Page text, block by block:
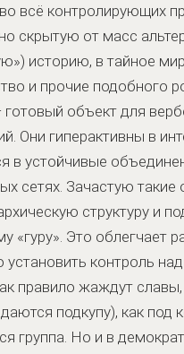
всё контролирующих
скрытую от масс
историю, в тайное
и прочие подобного
готовый объект для
Они гиперактивны в
в устойчивые
сетях. Зачастую такие
структуру и
«гуру». Это облегчает
установить контроль над
правило жаждут славы,
подкупу), как под
группа. Но и в